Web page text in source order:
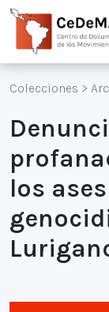
Colecciones >
los